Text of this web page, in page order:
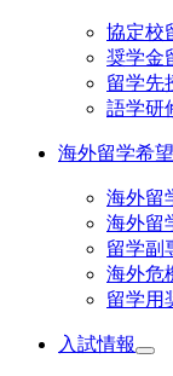
協定校
奨学金
留学先
語学研
海外留学希
海外留
海外留
留学副
海外危
留学用
入試情報